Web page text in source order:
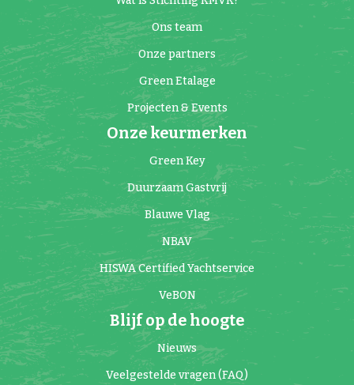
Ons team
Onze partners
Green Etalage
Projecten & Events
Onze keurmerken
Green Key
Duurzaam Gastvrij
Blauwe Vlag
NBAV
HISWA Certified Yachtservice
VeBON
Blijf op de hoogte
Nieuws
Veelgestelde vragen (FAQ)